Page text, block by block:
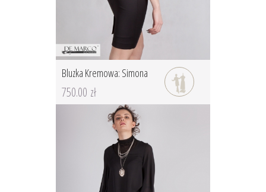
Bluzka Kremowa: Simona
750.00 zł